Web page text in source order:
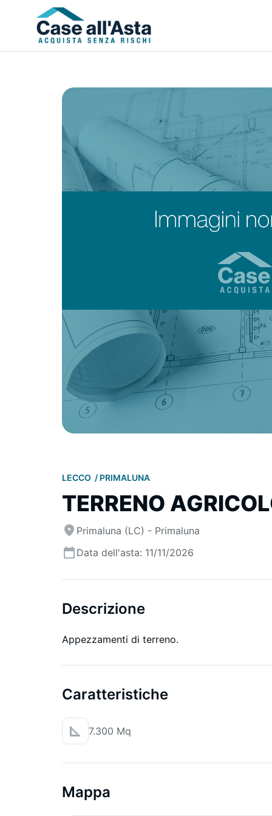
LECCO PRIMALUNA
TERRENO
Primaluna (LC) - Primaluna
Data dell'asta: 11/11/2026
Descrizione
Appezzamenti di terreno.
Caratteristiche
7.300 Mq
Mappa